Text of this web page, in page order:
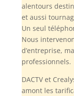
alentours
et aussi
Un seul
Nous
d’entreprise,
professionnels.
DACTV et
amont les